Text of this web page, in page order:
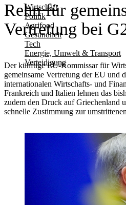
Wirtschaft
Politik
Agrifood
Gesundheit
Tech
Energie, Umwelt & Transport
Verteidigung
Rehn für
Vertretung bei
Der künftige EU-Kommissar für
gemeinsame Vertretung der EU und
internationalen Wirtschafts- und
Frankreich und Italien lehnen das
zudem den Druck auf Griechenland
schnelle Zustimmung zur